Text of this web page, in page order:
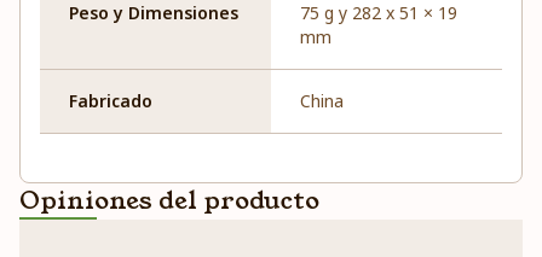
Peso y Dimensiones
75 g y 282 x 51 × 19
mm
Fabricado China
Opiniones del producto